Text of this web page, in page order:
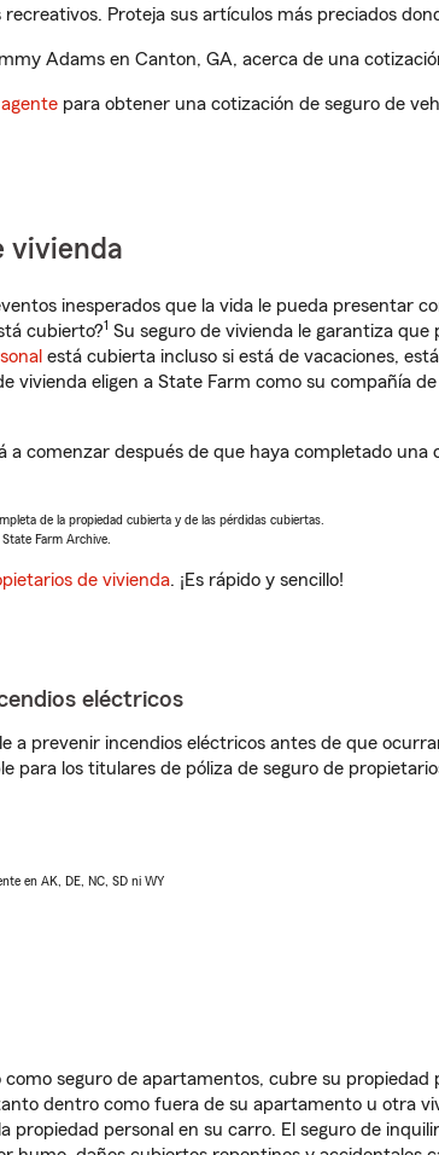
Proteja sus artículos más preciados
Adams en Canton, GA, acerca de una
para obtener una cotización de seguro de
vivienda
inesperados que la vida le pueda presentar
cubierto?1 Su seguro de vivienda le garantiza
está cubierta incluso si está de vacaciones,
vivienda eligen a State Farm como su compañía
comenzar después de que haya completado
de la propiedad cubierta y de las pérdidas cubiertas.
Farm Archive.
de vivienda. ¡Es rápido y sencillo!
eléctricos
a prevenir incendios eléctricos antes de que
para los titulares de póliza de seguro de
en AK, DE, NC, SD ni WY
como seguro de apartamentos, cubre su
dentro como fuera de su apartamento u otra
propiedad personal en su carro. El seguro de